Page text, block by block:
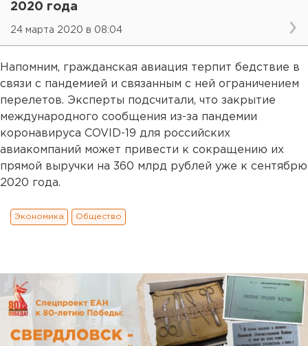
2020 года
24 марта 2020 в 08:04
Напомним, гражданская авиация терпит бедствие в
связи с пандемией и связанным с ней ограничением
перелетов. Эксперты подсчитали, что закрытие
международного сообщения из-за пандемии
коронавируса COVID-19 для российских
авиакомпаний может привести к сокращению их
прямой выручки на 360 млрд рублей уже к сентябрю
2020 года.
Экономика Общество